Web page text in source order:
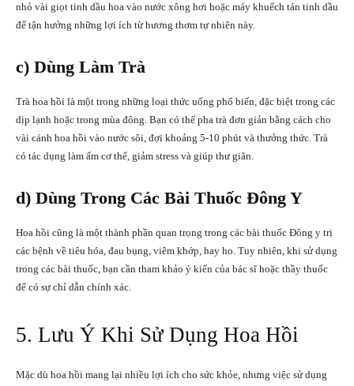
nhỏ vài giọt tinh dầu hoa vào nước xông hơi hoặc máy khuếch tán tinh dầu
để tận hưởng những lợi ích từ hương thơm tự nhiên này.
c) Dùng Làm Trà
Trà hoa hồi là một trong những loại thức uống phổ biến, đặc biệt trong các
dịp lạnh hoặc trong mùa đông. Bạn có thể pha trà đơn giản bằng cách cho
vài cánh hoa hồi vào nước sôi, đợi khoảng 5-10 phút và thưởng thức. Trà
có tác dụng làm ấm cơ thể, giảm stress và giúp thư giãn.
d) Dùng Trong Các Bài Thuốc Đông Y
Hoa hồi cũng là một thành phần quan trọng trong các bài thuốc Đông y trị
các bệnh về tiêu hóa, đau bụng, viêm khớp, hay ho. Tuy nhiên, khi sử dụng
trong các bài thuốc, bạn cần tham khảo ý kiến của bác sĩ hoặc thầy thuốc
để có sự chỉ dẫn chính xác.
5. Lưu Ý Khi Sử Dụng Hoa Hồi
Mặc dù hoa hồi mang lại nhiều lợi ích cho sức khỏe, nhưng việc sử dụng